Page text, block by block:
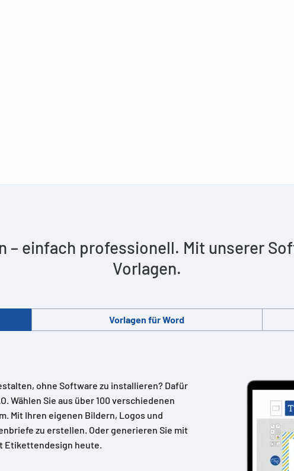
– einfach professionell. Mit unserer
Vorlagen.
Vorlagen für Word
ohne Software zu installieren? Dafür
Wählen Sie aus über 100 verschiedenen
Mit Ihren eigenen Bildern, Logos und
zu erstellen. Oder generieren Sie mit
Etikettendesign heute.